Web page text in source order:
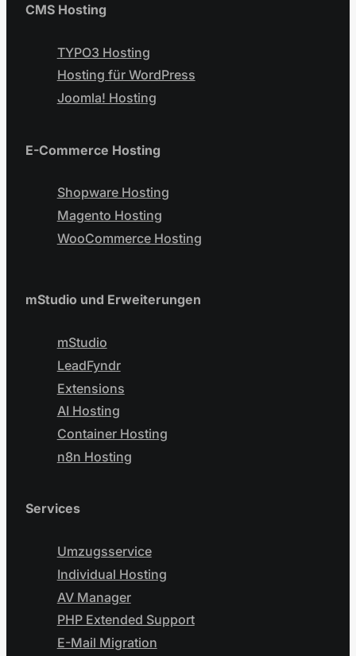
CMS Hosting
TYPO3 Hosting
Hosting für WordPress
Joomla! Hosting
E-Commerce Hosting
Shopware Hosting
Magento Hosting
WooCommerce Hosting
mStudio und Erweiterungen
mStudio
LeadFyndr
Extensions
AI Hosting
Container Hosting
n8n Hosting
Services
Umzugsservice
Individual Hosting
AV Manager
PHP Extended Support
E-Mail Migration